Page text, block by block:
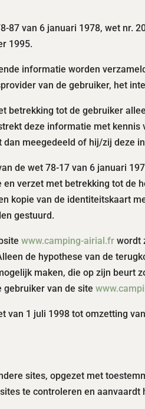
van 6 januari 1978, wet nr.
1995.
informatie worden
van de gebruiker, het
betrekking tot de gebruiker
deze informatie met
dan meegedeeld of hij/zij deze
de wet 78-17 van 6 januari
verzet met betrekking tot de
kopie van de identiteitskaart
gestuurd.
www.camping-airial.frwordt
de hypothese van de
maken, die op zijn beurt
gebruiker van de site
van 1 juli 1998 tot omzetting
sites, opgezet met
te controleren en